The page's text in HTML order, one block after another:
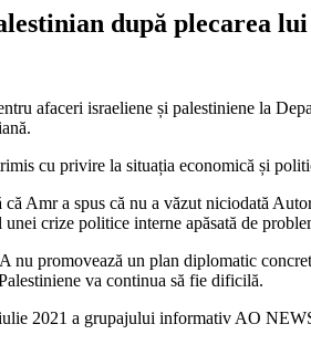
după plecarea
afaceri israeliene și palestiniene la
cu privire la situația economică și
că Amr a spus că nu a văzut niciodată
crize politice interne apăsată de
promovează un plan diplomatic
va continua să fie dificilă.
2021 a grupajului informativ AO